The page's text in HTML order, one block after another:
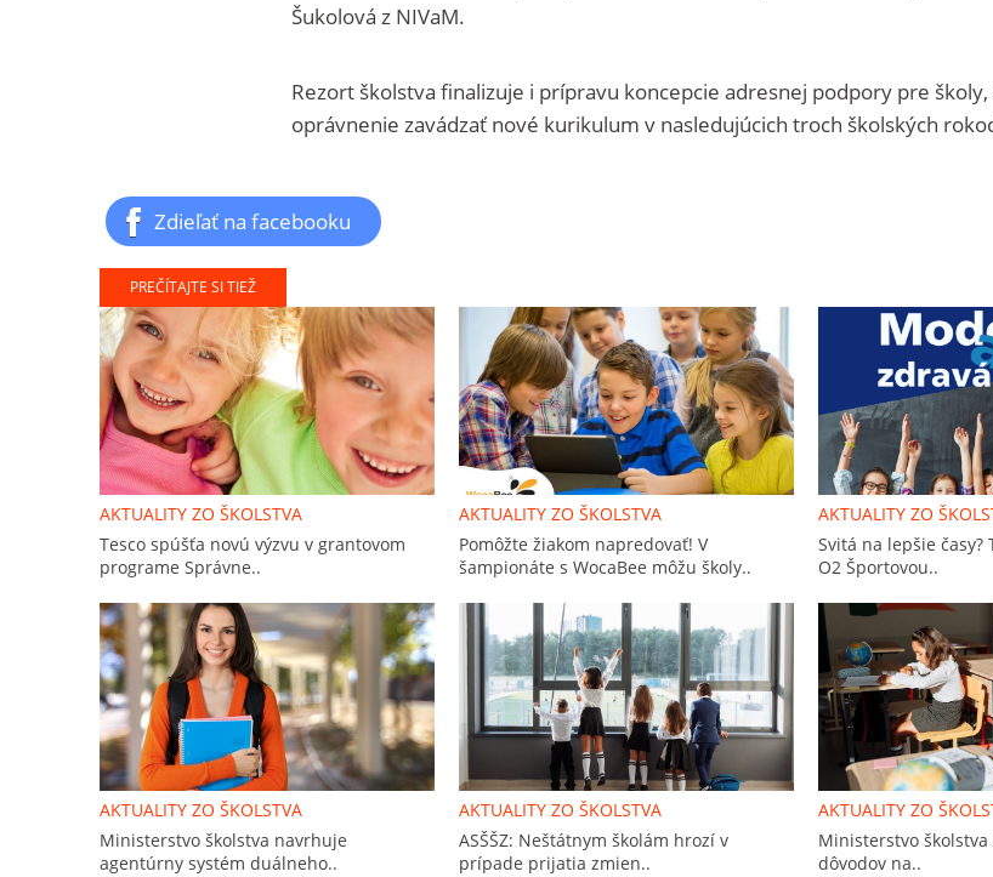
Šukolová z NIVaM.
Rezort školstva finalizuje i prípravu koncepcie adresnej podpory pre
oprávnenie zavádzať nové kurikulum v nasledujúcich troch školských
Zdieľať na facebooku
PREČÍTAJTE SI TIEŽ
AKTUALITY ZO ŠKOLSTVA
Tesco spúšťa novú výzvu v grantovom
programe Správne..
AKTUALITY ZO ŠKOLSTVA
Pomôžte žiakom napredovať! V
šampionáte s WocaBee môžu školy..
AKTUALITY ZO
Svitá na lepšie časy?
O2 Športovou..
AKTUALITY ZO ŠKOLSTVA
Ministerstvo školstva navrhuje
agentúrny systém duálneho..
AKTUALITY ZO ŠKOLSTVA
ASŠŠZ: Neštátnym školám hrozí v
prípade prijatia zmien..
AKTUALITY ZO
Ministerstvo
dôvodov na..